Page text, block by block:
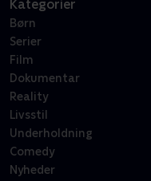
Kategorier
Børn
Serier
Film
Dokumentar
Reality
Livsstil
Underholdning
Comedy
Nyheder